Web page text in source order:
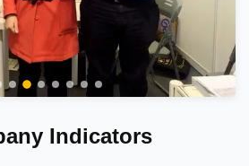
Indicators